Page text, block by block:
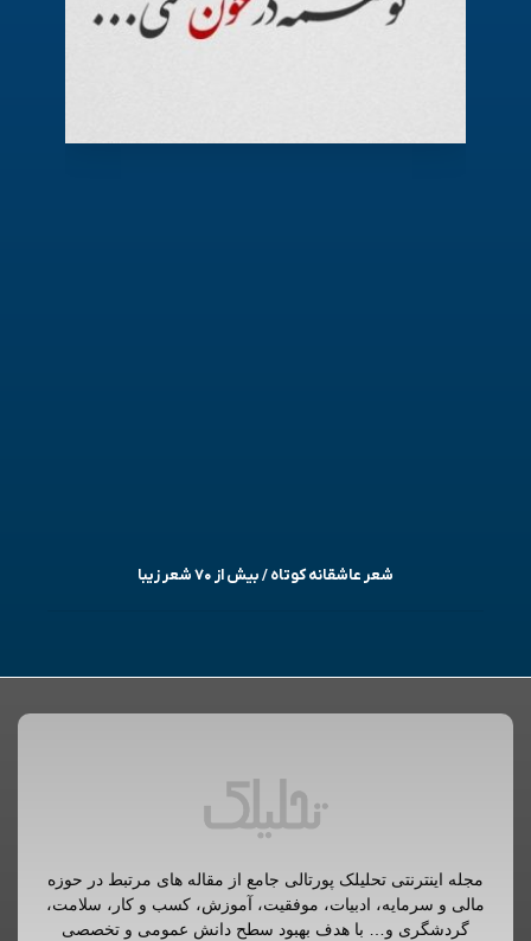
شعر عاشقانه کوتاه / بیش از ۷۰ شعر زیبا
مجله اینترنتی تحلیلک پورتالی جامع از مقاله های مرتبط در حوزه
مالی و سرمایه، ادبیات، موفقیت، آموزش، کسب و کار، سلامت،
گردشگری و… با هدف بهبود سطح دانش عمومی و تخصصی